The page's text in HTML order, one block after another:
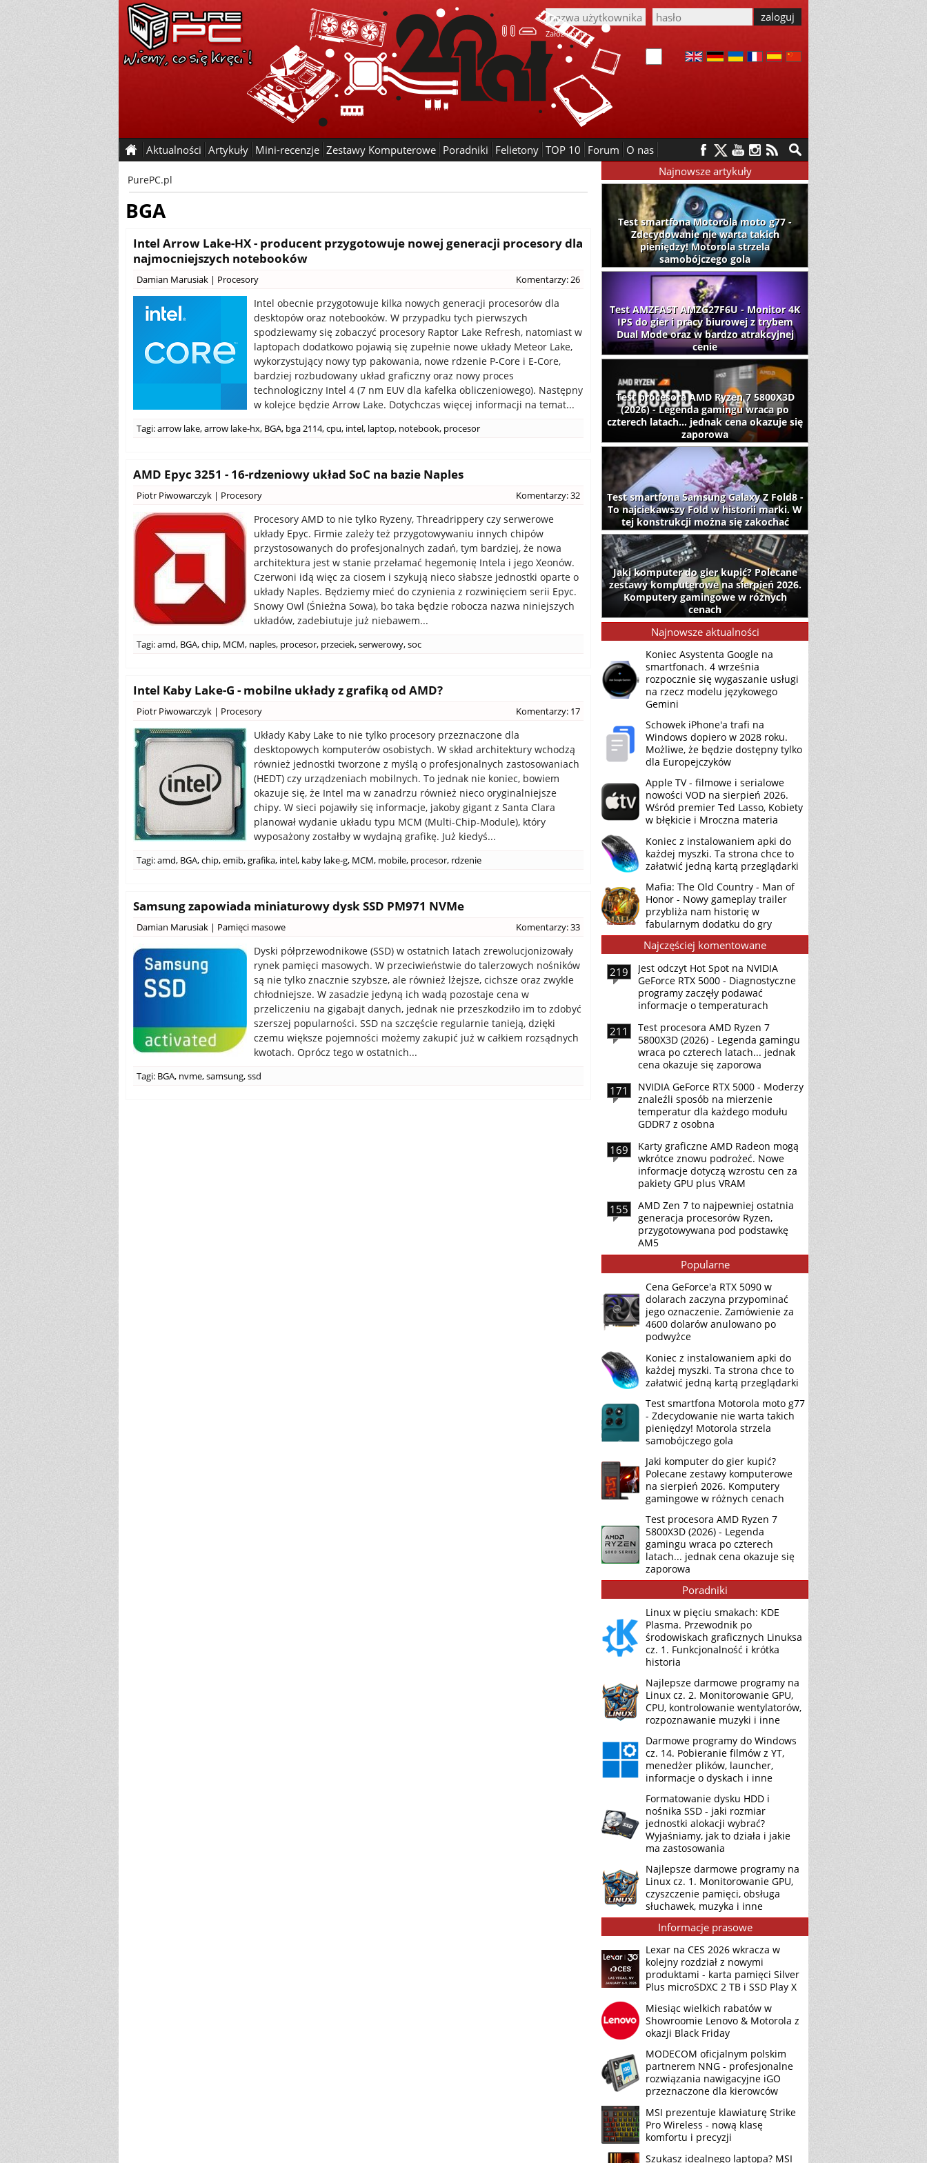
Załóż konto
Aktualności Artykuły Mini-recenzje Zestawy Komputerowe Poradniki Felietony TOP 10 Forum O nas
PurePC.pl
BGA
Intel Arrow Lake-HX - producent przygotowuje nowej generacji procesory dla
najmocniejszych notebooków
Damian Marusiak | Procesory Komentarzy: 26
Intel obecnie przygotowuje kilka nowych generacji procesorów dla
desktopów oraz notebooków. W przypadku tych pierwszych
spodziewamy się zobaczyć procesory Raptor Lake Refresh, natomiast w
laptopach dodatkowo pojawią się zupełnie nowe układy Meteor Lake,
wykorzystujący nowy typ pakowania, nowe rdzenie P-Core i E-Core,
bardziej rozbudowany układ graficzny oraz nowy proces
technologiczny Intel 4 (7 nm EUV dla kafelka obliczeniowego). Następny
w kolejce będzie Arrow Lake. Dotychczas więcej informacji na temat...
Tagi:arrow lake,arrow lake-hx, BGA, bga 2114,cpu, intel, laptop, notebook, procesor
AMD Epyc 3251 - 16-rdzeniowy układ SoC na bazie Naples
Piotr Piwowarczyk | Procesory Komentarzy: 32
Procesory AMD to nie tylko Ryzeny, Threadrippery czy serwerowe
układy Epyc. Firmie zależy też przygotowywaniu innych chipów
przystosowanych do profesjonalnych zadań, tym bardziej, że nowa
architektura jest w stanie przełamać hegemonię Intela i jego Xeonów.
Czerwoni idą więc za ciosem i szykują nieco słabsze jednostki oparte o
układy Naples. Będziemy mieć do czynienia z rozwinięciem serii Epyc.
Snowy Owl (Śnieżna Sowa), bo taka będzie robocza nazwa niniejszych
układów, zadebiutuje już niebawem...
Tagi:amd, BGA,chip, MCM, naples, procesor, przeciek,serwerowy,soc
Intel Kaby Lake-G - mobilne układy z grafiką od AMD?
Piotr Piwowarczyk | Procesory Komentarzy: 17
Układy Kaby Lake to nie tylko procesory przeznaczone dla
desktopowych komputerów osobistych. W skład architektury wchodzą
również jednostki tworzone z myślą o profesjonalnych zastosowaniach
(HEDT) czy urządzeniach mobilnych. To jednak nie koniec, bowiem
okazuje się, że Intel ma w zanadrzu również nieco oryginalniejsze
chipy. W sieci pojawiły się informacje, jakoby gigant z Santa Clara
planował wydanie układu typu MCM (Multi-Chip-Module), który
wyposażony zostałby w wydajną grafikę. Już kiedyś...
Tagi:amd, BGA,chip,emib,grafika, intel, kaby lake-g, MCM, mobile, procesor, rdzenie
Samsung zapowiada miniaturowy dysk SSD PM971 NVMe
Damian Marusiak | Pamięci masowe Komentarzy: 33
Dyski półprzewodnikowe (SSD) w ostatnich latach zrewolucjonizowały
rynek pamięci masowych. W przeciwieństwie do talerzowych nośników
są nie tylko znacznie szybsze, ale również lżejsze, cichsze oraz zwykle
chłodniejsze. W zasadzie jedyną ich wadą pozostaje cena w
przeliczeniu na gigabajt danych, jednak nie przeszkodziło im to zdobyć
szerszej popularności. SSD na szczęście regularnie tanieją, dzięki
czemu większe pojemności możemy zakupić już w całkiem rozsądnych
kwotach. Oprócz tego w ostatnich...
Tagi: BGA, nvme,samsung,ssd
Najnowsze artykuły
Test smartfona Motorola moto g77 -
Zdecydowanie nie warta takich
pieniędzy! Motorola strzela
samobójczego gola
Test AMZFAST AMZG27F6U - Monitor 4K
IPS do gier i pracy biurowej z trybem
Dual Mode oraz w bardzo atrakcyjnej
cenie
Test procesora AMD Ryzen 7 5800X3D
(2026) - Legenda gamingu wraca po
czterech latach... jednak cena okazuje się
zaporowa
Test smartfona Samsung Galaxy Z Fold8 -
To najciekawszy Fold w historii marki. W
tej konstrukcji można się zakochać
Jaki komputer do gier kupić? Polecane
zestawy komputerowe na sierpień 2026.
Komputery gamingowe w różnych
cenach
Najnowsze aktualności
Koniec Asystenta Google na
smartfonach. 4 września
rozpocznie się wygaszanie usługi
na rzecz modelu językowego
Gemini
Schowek iPhone'a trafi na
Windows dopiero w 2028 roku.
Możliwe, że będzie dostępny tylko
dla Europejczyków
Apple TV - filmowe i serialowe
nowości VOD na sierpień 2026.
Wśród premier Ted Lasso, Kobiety
w błękicie i Mroczna materia
Koniec z instalowaniem apki do
każdej myszki. Ta strona chce to
załatwić jedną kartą przeglądarki
Mafia: The Old Country - Man of
Honor - Nowy gameplay trailer
przybliża nam historię w
fabularnym dodatku do gry
Najczęściej komentowane
219
Jest odczyt Hot Spot na NVIDIA
GeForce RTX 5000 - Diagnostyczne
programy zaczęły podawać
informacje o temperaturach
211
Test procesora AMD Ryzen 7
5800X3D (2026) - Legenda gamingu
wraca po czterech latach... jednak
cena okazuje się zaporowa
171
NVIDIA GeForce RTX 5000 - Moderzy
znaleźli sposób na mierzenie
temperatur dla każdego modułu
GDDR7 z osobna
169
Karty graficzne AMD Radeon mogą
wkrótce znowu podrożeć. Nowe
informacje dotyczą wzrostu cen za
pakiety GPU plus VRAM
155
AMD Zen 7 to najpewniej ostatnia
generacja procesorów Ryzen,
przygotowywana pod podstawkę
AM5
Popularne
Cena GeForce'a RTX 5090 w
dolarach zaczyna przypominać
jego oznaczenie. Zamówienie za
4600 dolarów anulowano po
podwyżce
Koniec z instalowaniem apki do
każdej myszki. Ta strona chce to
załatwić jedną kartą przeglądarki
Test smartfona Motorola moto g77
- Zdecydowanie nie warta takich
pieniędzy! Motorola strzela
samobójczego gola
Jaki komputer do gier kupić?
Polecane zestawy komputerowe
na sierpień 2026. Komputery
gamingowe w różnych cenach
Test procesora AMD Ryzen 7
5800X3D (2026) - Legenda
gamingu wraca po czterech
latach... jednak cena okazuje się
zaporowa
Poradniki
Linux w pięciu smakach: KDE
Plasma. Przewodnik po
środowiskach graficznych Linuksa
cz. 1. Funkcjonalność i krótka
historia
Najlepsze darmowe programy na
Linux cz. 2. Monitorowanie GPU,
CPU, kontrolowanie wentylatorów,
rozpoznawanie muzyki i inne
Darmowe programy do Windows
cz. 14. Pobieranie filmów z YT,
menedżer plików, launcher,
informacje o dyskach i inne
Formatowanie dysku HDD i
nośnika SSD - jaki rozmiar
jednostki alokacji wybrać?
Wyjaśniamy, jak to działa i jakie
ma zastosowania
Najlepsze darmowe programy na
Linux cz. 1. Monitorowanie GPU,
czyszczenie pamięci, obsługa
słuchawek, muzyka i inne
Informacje prasowe
Lexar na CES 2026 wkracza w
kolejny rozdział z nowymi
produktami - karta pamięci Silver
Plus microSDXC 2 TB i SSD Play X
Miesiąc wielkich rabatów w
Showroomie Lenovo & Motorola z
okazji Black Friday
MODECOM oficjalnym polskim
partnerem NNG - profesjonalne
rozwiązania nawigacyjne iGO
przeznaczone dla kierowców
MSI prezentuje klawiaturę Strike
Pro Wireless - nową klasę
komfortu i precyzji
Szukasz idealnego laptopa? MSI